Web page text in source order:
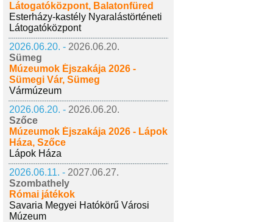
Látogatóközpont, Balatonfüred
Esterházy-kastély Nyaralástörténeti
Látogatóközpont
2026.06.20. - 2026.06.20.
Sümeg
Múzeumok Éjszakája 2026 -
Sümegi Vár, Sümeg
Vármúzeum
2026.06.20. - 2026.06.20.
Szőce
Múzeumok Éjszakája 2026 - Lápok
Háza, Szőce
Lápok Háza
2026.06.11. - 2027.06.27.
Szombathely
Római játékok
Savaria Megyei Hatókörű Városi
Múzeum